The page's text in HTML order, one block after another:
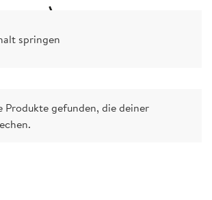
springen
Produkte gefunden, die deiner